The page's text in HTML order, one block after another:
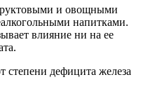
и овощными
напитками.
влияние ни на ее
степени дефицита железа